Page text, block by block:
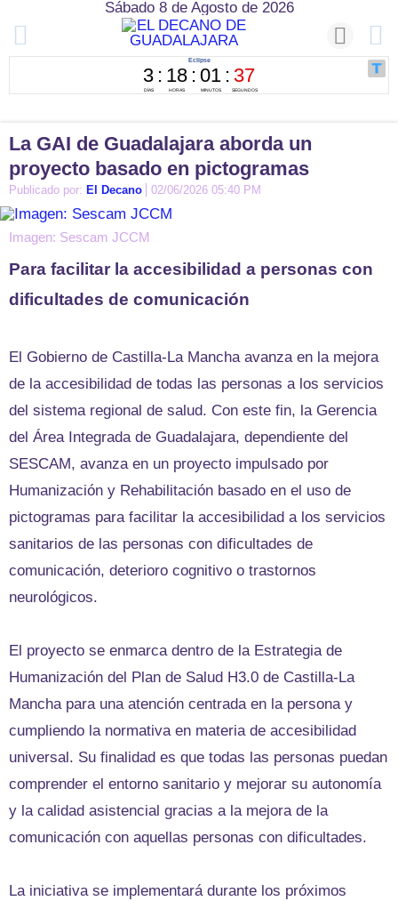
Sábado 8 de Agosto de 2026
La GAI de Guadalajara aborda un
proyecto basado en pictogramas
Publicado por: El Decano 02/06/2026 05:40 PM
Imagen: Sescam JCCM
Para facilitar la accesibilidad a personas con
dificultades de comunicación
El Gobierno de Castilla-La Mancha avanza en la mejora
de la accesibilidad de todas las personas a los servicios
del sistema regional de salud. Con este fin, la Gerencia
del Área Integrada de Guadalajara, dependiente del
SESCAM, avanza en un proyecto impulsado por
Humanización y Rehabilitación basado en el uso de
pictogramas para facilitar la accesibilidad a los servicios
sanitarios de las personas con dificultades de
comunicación, deterioro cognitivo o trastornos
neurológicos.
El proyecto se enmarca dentro de la Estrategia de
Humanización del Plan de Salud H3.0 de Castilla-La
Mancha para una atención centrada en la persona y
cumpliendo la normativa en materia de accesibilidad
universal. Su finalidad es que todas las personas puedan
comprender el entorno sanitario y mejorar su autonomía
y la calidad asistencial gracias a la mejora de la
comunicación con aquellas personas con dificultades.
La iniciativa se implementará durante los próximos